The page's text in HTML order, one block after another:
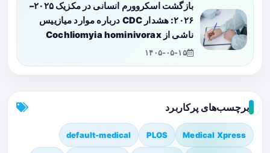
بازگشت اسکروورم انسانی در مکزیک ۲۰۲۵–
۲۰۲۶: هشدار CDC درباره موارد میازییس
ناشی از Cochliomyia hominivorax
۱۴۰۵-۰۵-۱۵
برچسب‌های پرکاربرد
Medical Xpress
PLOS
default-medical